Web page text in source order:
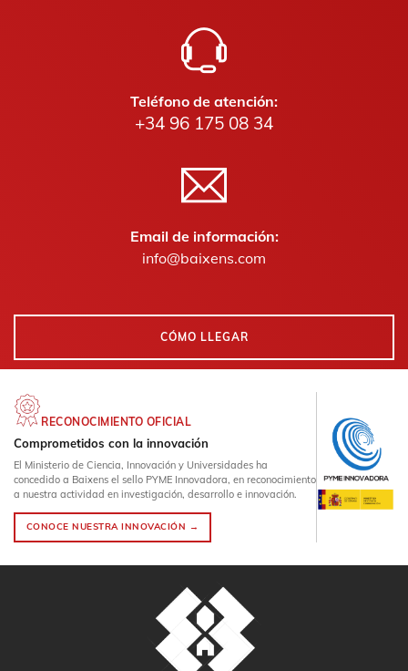
Teléfono de atención:
+34 96 175 08 34
Email de información:
info@baixens.com
CÓMO LLEGAR
RECONOCIMIENTO OFICIAL
Comprometidos con la innovación
El Ministerio de Ciencia, Innovación y Universidades ha
concedido a Baixens el sello PYME Innovadora, en reconocimiento
a nuestra actividad en investigación, desarrollo e innovación.
CONOCE NUESTRA INNOVACIÓN →